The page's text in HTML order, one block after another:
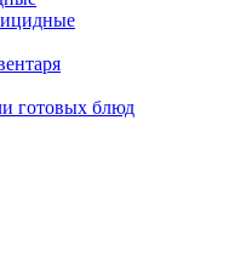
готовых блюд